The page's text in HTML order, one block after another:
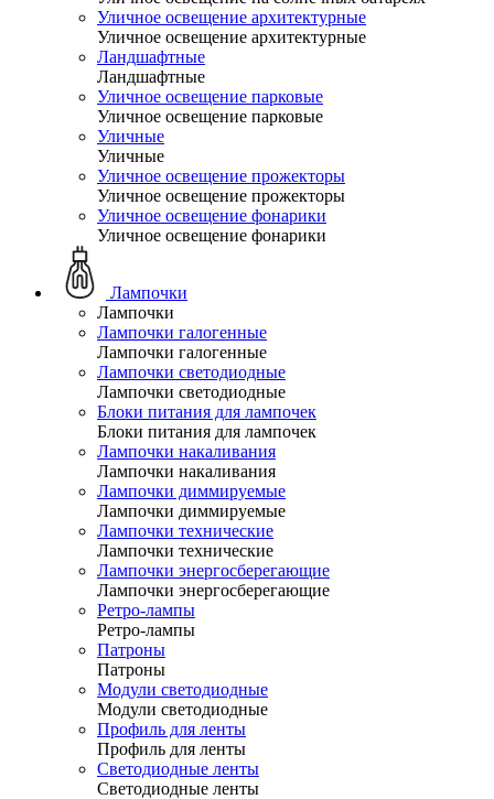
Уличное освещение архитектурные
Уличное освещение архитектурные
Ландшафтные
Ландшафтные
Уличное освещение парковые
Уличное освещение парковые
Уличные
Уличные
Уличное освещение прожекторы
Уличное освещение прожекторы
Уличное освещение фонарики
Уличное освещение фонарики
Лампочки
Лампочки
Лампочки галогенные
Лампочки галогенные
Лампочки светодиодные
Лампочки светодиодные
Блоки питания для лампочек
Блоки питания для лампочек
Лампочки накаливания
Лампочки накаливания
Лампочки диммируемые
Лампочки диммируемые
Лампочки технические
Лампочки технические
Лампочки энергосберегающие
Лампочки энергосберегающие
Ретро-лампы
Ретро-лампы
Патроны
Патроны
Модули светодиодные
Модули светодиодные
Профиль для ленты
Профиль для ленты
Светодиодные ленты
Светодиодные ленты